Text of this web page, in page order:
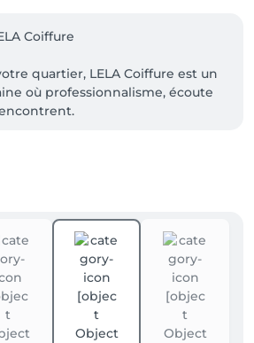
Coiffure
quartier, LELA Coiffure est un
où professionnalisme, écoute
inchangés, même après
à chaque client
dans une ambiance détendue
soins capillaires,